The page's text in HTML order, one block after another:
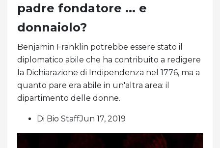
padre fondatore ... e
donnaiolo?
Benjamin Franklin potrebbe essere stato il
diplomatico abile che ha contribuito a redigere
la Dichiarazione di Indipendenza nel 1776, ma a
quanto pare era abile in un'altra area: il
dipartimento delle donne.
Di Bio StaffJun 17, 2019